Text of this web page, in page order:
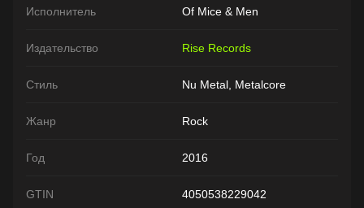
Исполнитель Of Mice & Men
Издательство Rise Records
Стиль Nu Metal, Metalcore
Жанр Rock
Год 2016
GTIN 4050538229042